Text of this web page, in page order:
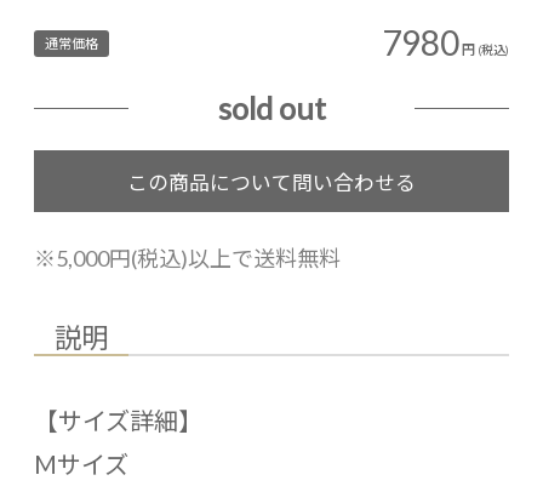
通常価格 7980円 (税込)
sold out
※5,000円(税込)以上で送料無料
説明
【サイズ詳細】
Mサイズ